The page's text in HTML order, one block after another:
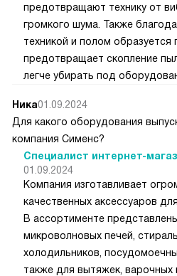
предотвращают технику от
громкого шума. Также
техникой и полом образуется
предотвращает скопление
легче убирать под
Ника01.09.2024
Для какого оборудования
компания Сименс?
Специалист интернет-
01.09.2024
Компания изготавливает
качественных аксессуаров
В ассортименте
микроволновых печей,
холодильников,
также для вытяжек, варочных